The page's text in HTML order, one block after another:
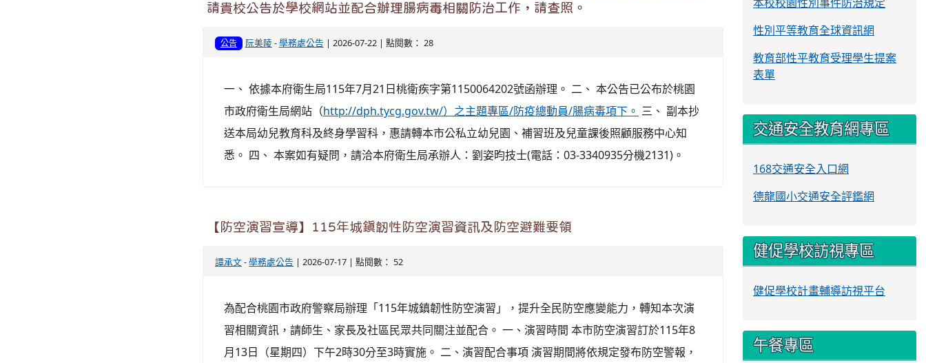
請貴校公告於學校網站並配合辦理腸病毒相關防治工作，請查照。
公告 阮美陵-學務處公告 | 2026-07-22 | 點閱數： 28
一、 依據本府衛生局115年7月21日桃衛疾字第1150064202號函辦理。 二、 本公告已公布於桃園
市政府衛生局網站（http://dph.tycg.gov.tw/）之主題專區/防疫總動員/腸病毒項下。 三、 副本抄
送本局幼兒教育科及終身學習科，惠請轉本市公私立幼兒園、補習班及兒童課後照顧服務中心知
悉。 四、 本案如有疑問，請洽本府衛生局承辦人：劉姿昀技士(電話：03-3340935分機2131)。
【防空演習宣導】115年城鎮韌性防空演習資訊及防空避難要領
譚承文-學務處公告 | 2026-07-17 | 點閱數： 52
為配合桃園市政府警察局辦理「115年城鎮韌性防空演習」，提升全民防空應變能力，轉知本次演
習相關資訊，請師生、家長及社區民眾共同關注並配合。 一、演習時間 本市防空演習訂於115年8
月13日（星期四）下午2時30分至3時實施。 二、演習配合事項 演習期間將依規定發布防空警報，
性別平等教育全球資訊網
教育部性平教育受理學生提案
表單
交通安全教育網專區
168交通安全入口網
德龍國小交通安全評鑑網
健促學校訪視專區
健促學校計畫輔導訪視平台
午餐專區